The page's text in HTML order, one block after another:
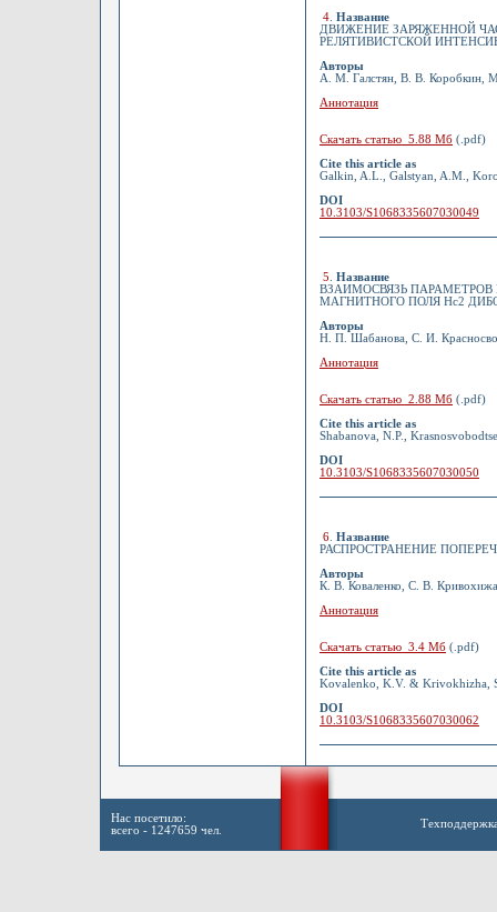
4 Название
ДВИЖЕНИЕ ЗАРЯЖЕННОЙ
РЕЛЯТИВИСТСКОЙ
Авторы
А. М. Галстян, В. В. Коробкин,
Аннотация
Скачать статью 5.88 Мб (.pdf)
Cite this article as
Galkin, A.L., Galstyan, A.M.,
DOI
10.3103/S1068335607030049
5
Название
ВЗАИМОСВЯЗЬ
МАГНИТНОГО ПОЛЯ Нс2
Авторы
Н. П. Шабанова, С. И.
Аннотация
Скачать статью 2.88 Мб (.pdf)
Cite this article as
Shabanova, N.P.,
DOI
10.3103/S1068335607030050
6 Название
РАСПРОСТРАНЕНИЕ
Авторы
К. В. Коваленко, С. В. Кривохижа
Аннотация
Скачать статью 3.4 Мб (.pdf)
Cite this article as
Kovalenko, K.V. & Krivokhizha,
DOI
10.3103/S1068335607030062
Нас посетило:
всего - 1247659 чел.